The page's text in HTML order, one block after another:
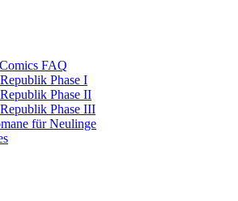
FAQ
Phase I
Phase II
Phase III
für Neulinge